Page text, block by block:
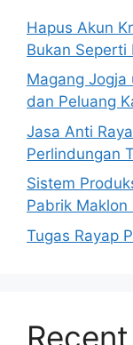
Hapus Akun
Bukan Seperti
Magang Jogja
dan Peluang
Jasa Anti
Perlindungan
Sistem
Pabrik Maklon
Tugas Rayap